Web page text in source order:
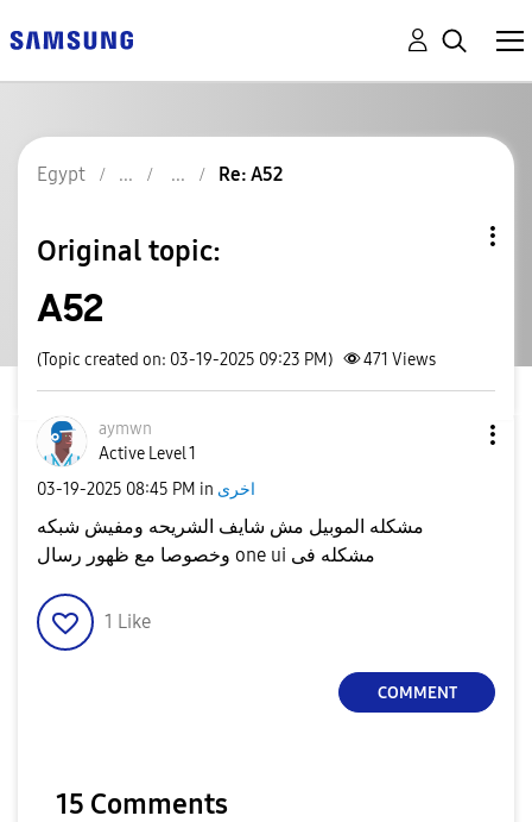
Egypt Re: A52
Original topic:
A52
(Topic created on: 03-19-2025 09:23 PM) 471 Views
aymwn
Active Level 1
‎03-19-2025 08:45 PM in اخرى
1 Like
COMMENT
15 Comments